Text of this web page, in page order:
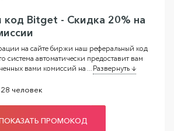
код Bitget - Скидка 20% на
на сайте биржи наш реферальный код
система автоматически предоставит вам
вами комиссий на...Развернуть ↓
28 человек
ПРОМОКОД